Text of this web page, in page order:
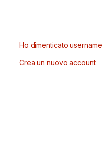
Ho dimenticato
Crea un nuovo account